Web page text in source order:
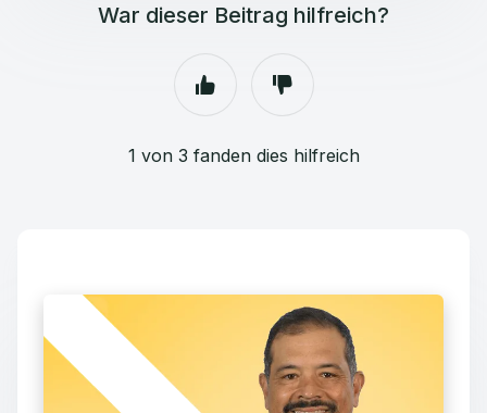
War dieser Beitrag hilfreich?
1 von 3 fanden dies hilfreich